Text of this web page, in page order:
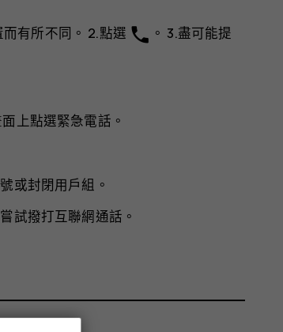
有所不同。 2.點選 phone 。 3.盡可能提
上點選緊急電話 。
或封閉用戶組。
試撥打互聯網通話。